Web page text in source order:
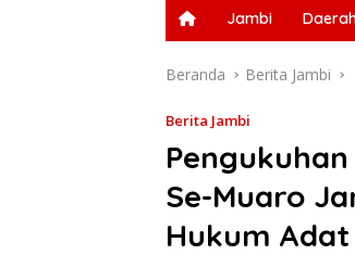
Jambi
Beranda Berita Jambi
Berita Jambi
Se-Muaro
Hukum Adat